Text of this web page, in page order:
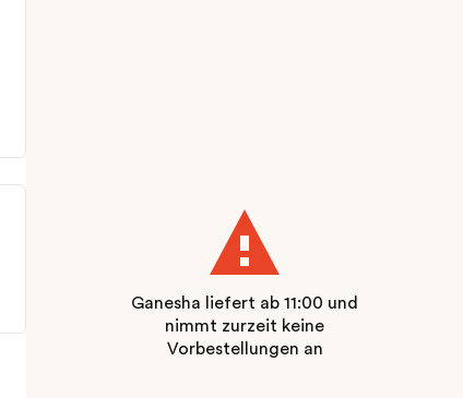
Ganesha liefert ab 11:00 und
nimmt zurzeit keine
Vorbestellungen an